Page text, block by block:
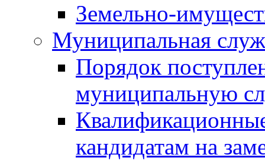
Земельно-
Муниципальная
Порядок
муниципальную
кандидатам на